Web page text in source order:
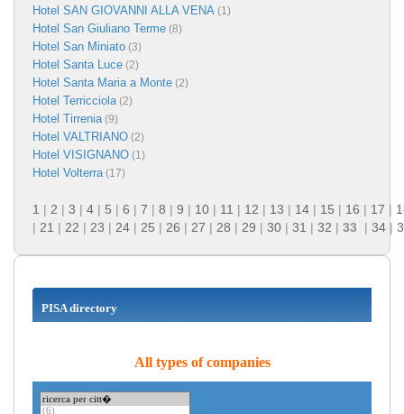
Hotel SAN GIOVANNI ALLA VENA (1)
Hotel San Giuliano Terme (8)
Hotel San Miniato (3)
Hotel Santa Luce (2)
Hotel Santa Maria a Monte (2)
Hotel Terricciola(2)
Hotel Tirrenia(9)
Hotel VALTRIANO (2)
Hotel VISIGNANO (1)
Hotel Volterra(17)
1 | 2 | 3 | 4 | 5 | 6 | 7 | 8 | 9 | 10 | 11 | 12 | 13 | 14 | 15 | 16 | 17 |
| 21 | 22 | 23 | 24 | 25 | 26 | 27 | 28 | 29 | 30 | 31 | 32 | 33 | 34 |
PISA directory
All types of companies